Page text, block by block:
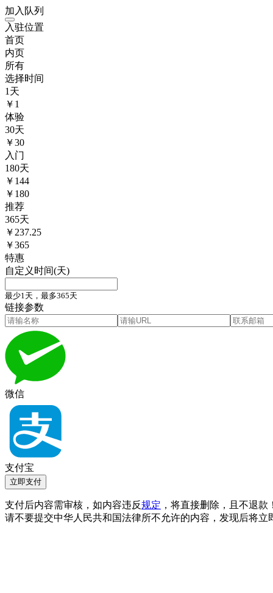
加入队列
入驻位置
首页
内页
所有
选择时间
1 天
￥ 1
体验
30天
￥30
入门
180天
￥ 144
￥180
推荐
365天
￥ 237.25
￥365
特惠
自定义时间(天)
最少1天，最多365天
链接参数
微信
支付宝
立即支付
支付后内容需审核，如内容违反规定 ，将直接删除，且不退款
请不要提交中华人民共和国法律所不允许的内容，发现后将立